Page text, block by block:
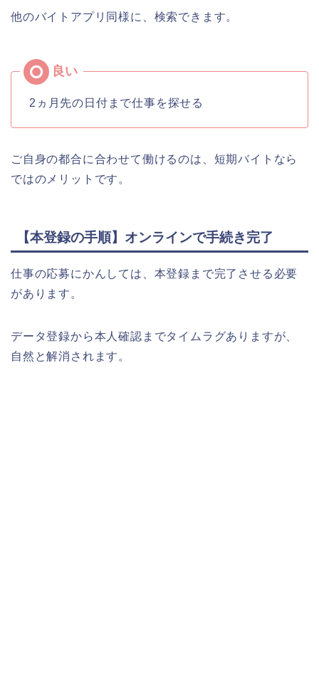
他のバイトアプリ同様に、検索できます。
2ヵ月先の日付まで仕事を探せる
ご自身の都合に合わせて働けるのは、短期バイトなら
ではのメリットです。
【本登録の手順】オンラインで手続き完了
仕事の応募にかんしては、本登録まで完了させる必要
があります。
データ登録から本人確認までタイムラグありますが、
自然と解消されます。